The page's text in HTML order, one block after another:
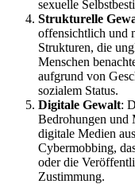
sexuelle
Strukturelle
offensichtlich und
Strukturen, die
Menschen
aufgrund von
sozialem Status.
Digitale Gewalt:
Bedrohungen und
digitale Medien
Cybermobbing,
oder die
Zustimmung.